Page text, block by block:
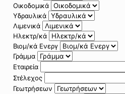
Οικοδομικά
Υδραυλικά
Λιμενικά
Ηλεκτρ/κά
Βιομ/κά Ενεργ
Γράμμα
Εταιρεία
Στέλεχος
Γεωτρήσεων